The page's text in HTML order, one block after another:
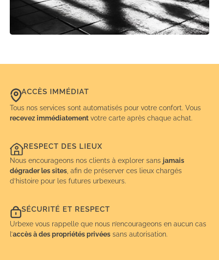
ACCÈS IMMÉDIAT
Tous nos services sont automatisés pour votre confort. Vous
recevez immédiatement votre carte après chaque achat.
RESPECT DES LIEUX
Nous encourageons nos clients à explorer sans jamais
dégrader les sites , afin de préserver ces lieux chargés
d’histoire pour les futures urbexeurs.
SÉCURITÉ ET RESPECT
Urbexe vous rappelle que nous n’encourageons en aucun cas
l’accès à des propriétés privées sans autorisation.